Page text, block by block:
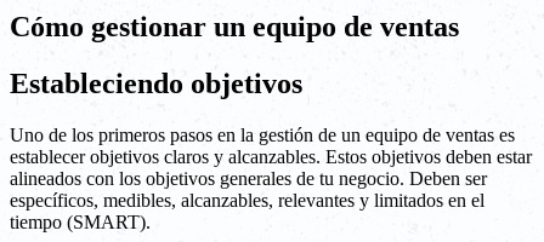
Cómo gestionar un equipo de ventas
Estableciendo objetivos
Uno de los primeros pasos en la gestión de un equipo de ventas es
establecer objetivos claros y alcanzables. Estos objetivos deben estar
alineados con los objetivos generales de tu negocio. Deben ser
específicos, medibles, alcanzables, relevantes y limitados en el
tiempo (SMART).